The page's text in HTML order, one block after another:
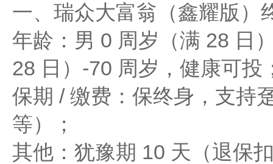
一、瑞众大富翁（鑫耀版）
年龄：男 0 周岁（满 28 日
28 日）-70 周岁，健康可投
保期 / 缴费：保终身，支持
等）；
其他：犹豫期 10 天（退保